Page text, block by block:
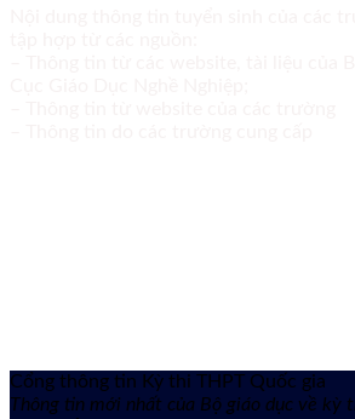
Cổng thông tin Kỳ thi THPT Quốc gia
Thông tin mới nhất của Bộ giáo dục về kỳ